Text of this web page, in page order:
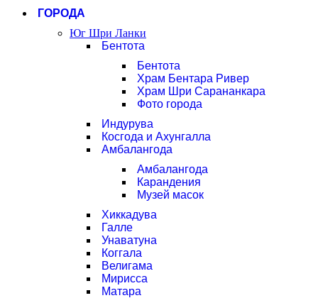
ГОРОДА
Юг Шри Ланки
Бентота
Бентота
Храм Бентара Ривер
Храм Шри Сарананкара
Фото города
Индурува
Косгода и Ахунгалла
Амбалангода
Амбалангода
Карандения
Музей масок
Хиккадува
Галле
Унаватуна
Коггала
Велигама
Мирисса
Матара